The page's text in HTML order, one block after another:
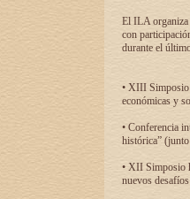
El ILA organiza
con
durante el
• XIII Simposio
económicas y
• Conferencia
histórica”
• XII Simposio
nuevos